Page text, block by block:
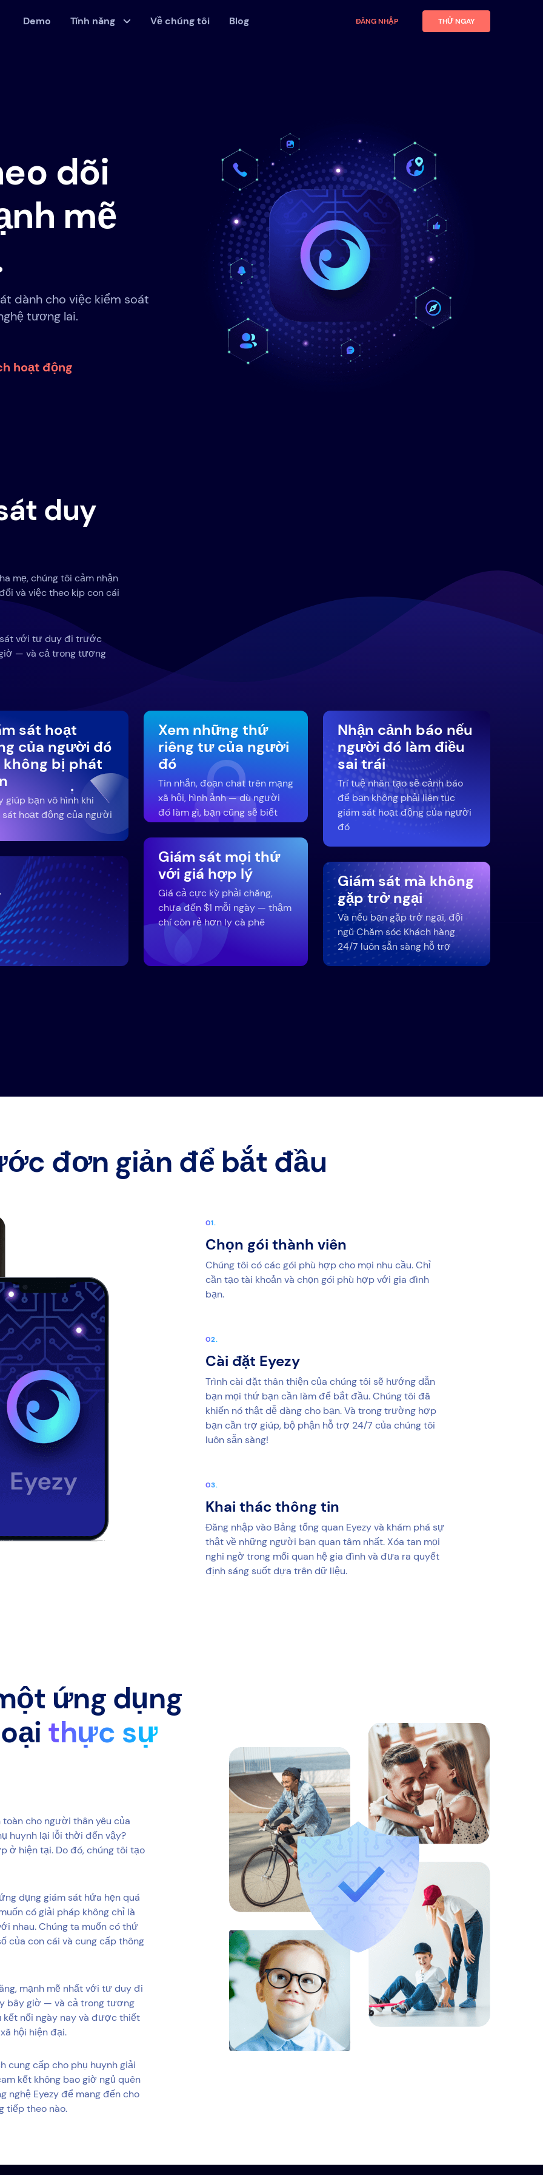
Demo Tính năng Về chúng tôi Blog ĐĂNG NHẬP THỬ NGAY
dõi
mẽ
dành cho việc kiểm soát
tương lai.
hoạt động
duy
mẹ, chúng tôi cảm nhận
và việc theo kịp con cái
sát với tư duy đi trước
— và cả trong tương
sát hoạt
của người đó
không bị phát
giúp bạn vô hình khi
sát hoạt động của người
Xem những thứ
riêng tư của người
đó
Tin nhắn, đoạn chat trên mạng
xã hội, hình ảnh — dù người
đó làm gì, bạn cũng sẽ biết
Giám sát mọi thứ
với giá hợp lý
Giá cả cực kỳ phải chăng,
chưa đến $1 mỗi ngày — thậm
chí còn rẻ hơn ly cà phê
Nhận cảnh báo nếu
người đó làm điều
sai trái
Trí tuệ nhân tạo sẽ cảnh báo
để bạn không phải liên tục
giám sát hoạt động của người
đó
Giám sát mà không
gặp trở ngại
Và nếu bạn gặp trở ngại, đội
ngũ Chăm sóc Khách hàng
24/7 luôn sẵn sàng hỗ trợ
đơn giản để bắt đầu
Chọn gói thành viên
Chúng tôi có các gói phù hợp cho mọi nhu cầu. Chỉ
cần tạo tài khoản và chọn gói phù hợp với gia đình
bạn.
Cài đặt Eyezy
Trình cài đặt thân thiện của chúng tôi sẽ hướng dẫn
bạn mọi thứ bạn cần làm để bắt đầu. Chúng tôi đã
khiến nó thật dễ dàng cho bạn. Và trong trường hợp
bạn cần trợ giúp, bộ phận hỗ trợ 24/7 của chúng tôi
luôn sẵn sàng!
Khai thác thông tin
Đăng nhập vào Bảng tổng quan Eyezy và khám phá sự
thật về những người bạn quan tâm nhất. Xóa tan mọi
nghi ngờ trong mối quan hệ gia đình và đưa ra quyết
định sáng suốt dựa trên dữ liệu.
ứng dụng
thực sự
cho người thân yêu của
huynh lại lỗi thời đến vậy?
ở hiện tại. Do đó, chúng tôi tạo
dụng giám sát hứa hẹn quá
có giải pháp không chỉ là
nhau. Chúng ta muốn có thứ
của con cái và cung cấp thông
mạnh mẽ nhất với tư duy đi
bây giờ — và cả trong tương
kết nối ngày nay và được thiết
hội hiện đại.
cung cấp cho phụ huynh giải
kết không bao giờ ngủ quên
nghệ Eyezy để mang đến cho
tiếp theo nào.